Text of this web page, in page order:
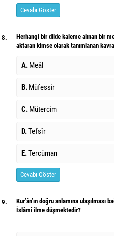
Cevabı Göster
8.
Herhangi bir dilde kaleme alınan bir
aktaran kimse olarak tanımlanan
A. Meâl
B. Müfessir
C. Mütercim
D.Tefsîr
E.Tercüman
Cevabı Göster
9.
Kur’ân’ın doğru anlamına ulaşılması
İslâmî ilme düşmektedir?